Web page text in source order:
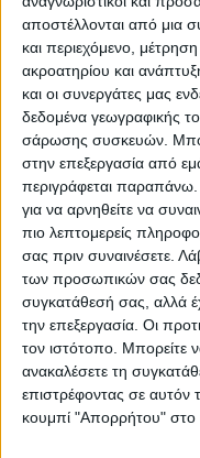
αποστέλλονται από μια
και περιεχόμενο,
ακροατηρίου και
και οι συνεργάτες μας
δεδομένα γεωγραφικής
σάρωσης συσκευών.
στην επεξεργασία από
περιγράφεται παραπάνω.
για να αρνηθείτε να
πιο λεπτομερείς
σας πριν συναινέσετε.
των προσωπικών σας
συγκατάθεσή σας, αλλά
την επεξεργασία. Οι
τον ιστότοπο. Μπορείτε
ανακαλέσετε τη
επιστρέφοντας σε αυτόν
κουμπί "Απορρήτου" στο
διατροφικής τους αξίας.
Τα αγαπημένα σε
Honey Cheerios®
,
καιChocapic®,
σκοπό να
πρωινό για ένα
παιδιών!
9γρ σάκχαρα ανά
ασβέστιοκαι
ασβέστιο και η
φυσιολογική
Με τα παιδικά
Nestlé®,η γεύση
κάθε πρωινό γεύμα